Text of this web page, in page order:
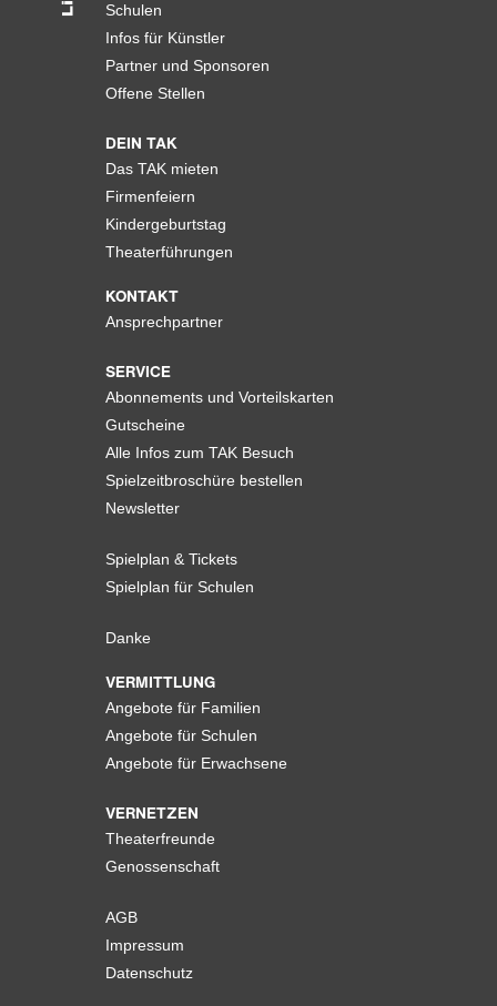
Schulen
Infos für Künstler
Partner und Sponsoren
Offene Stellen
DEIN TAK
Das TAK mieten
Firmenfeiern
Kindergeburtstag
Theaterführungen
KONTAKT
Ansprechpartner
SERVICE
Abonnements und Vorteilskarten
Gutscheine
Alle Infos zum TAK Besuch
Spielzeitbroschüre bestellen
Newsletter
Spielplan & Tickets
Spielplan für Schulen
Danke
VERMITTLUNG
Angebote für Familien
Angebote für Schulen
Angebote für Erwachsene
VERNETZEN
Theaterfreunde
Genossenschaft
AGB
Impressum
Datenschutz